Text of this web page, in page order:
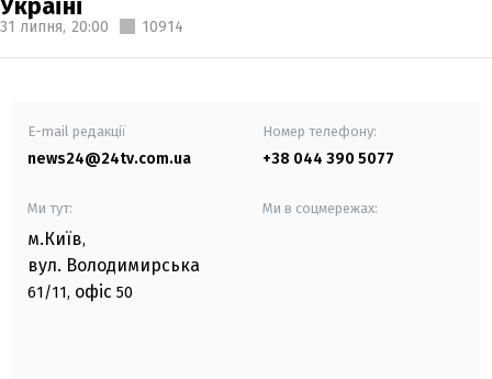
31 липня, 20:00 10914
E-mail редакції
news24@24tv.com.ua
Номер телефону:
+38 044 390 5077
Ми тут:
м.Київ,
вул. Володимирська
61/11, офіс 50
Ми в соцмережах: